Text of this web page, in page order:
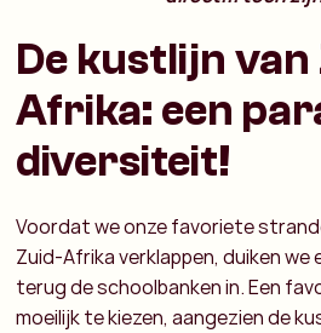
De kustlijn
Afrika: een
diversiteit!
Voordat we onze favoriete
Zuid-Afrika verklappen, duiken we
terug de schoolbanken in. Een
moeilijk te kiezen, aangezien de